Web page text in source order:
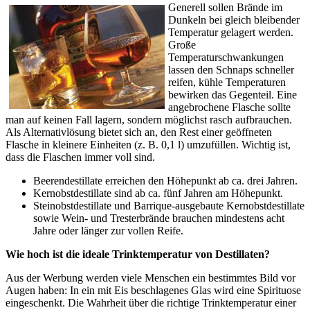
Generell sollen Brände im
Dunkeln bei gleich bleibender
Temperatur gelagert werden.
Große
Temperaturschwankungen
lassen den Schnaps schneller
reifen, kühle Temperaturen
bewirken das Gegenteil. Eine
angebrochene Flasche sollte
man auf keinen Fall lagern, sondern möglichst rasch aufbrauchen.
Als Alternativlösung bietet sich an, den Rest einer geöffneten
Flasche in kleinere Einheiten (z. B. 0,1 l) umzufüllen. Wichtig ist,
dass die Flaschen immer voll sind.
Beerendestillate erreichen den Höhepunkt ab ca. drei Jahren.
Kernobstdestillate sind ab ca. fünf Jahren am Höhepunkt.
Steinobstdestillate und Barrique-ausgebaute Kernobstdestillate
sowie Wein- und Tresterbrände brauchen mindestens acht
Jahre oder länger zur vollen Reife.
Wie hoch ist die ideale Trinktemperatur von Destillaten?
Aus der Werbung werden viele Menschen ein bestimmtes Bild vor
Augen haben: In ein mit Eis beschlagenes Glas wird eine Spirituose
eingeschenkt. Die Wahrheit über die richtige Trinktemperatur einer